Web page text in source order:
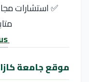
✅ استشارات
موقع جامعة